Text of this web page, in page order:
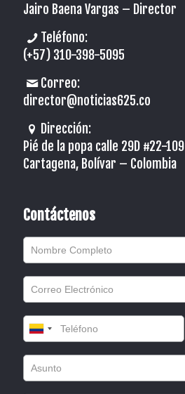
Jairo Baena Vargas – Director
Teléfono:
(+57) 310-398-5095
Correo:
director@noticias625.co
Dirección:
Pié de la popa calle 29D #22-109
Cartagena, Bolívar – Colombia
Contáctenos